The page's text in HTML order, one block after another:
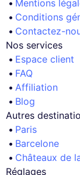
Mentions
Conditions
Contactez-
Nos services
Espace client
FAQ
Affiliation
Blog
Autres
Paris
Barcelone
Châteaux de
Réglages